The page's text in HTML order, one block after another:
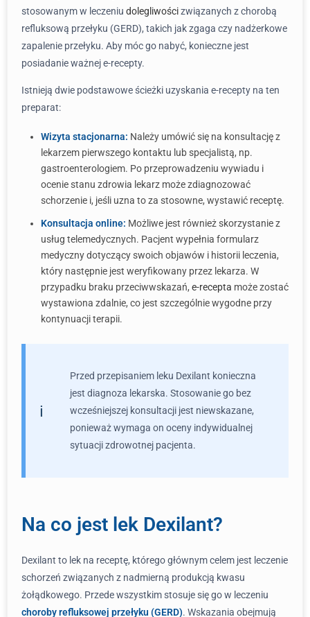
stosowanym w leczeniu dolegliwościzwiązanych z chorobą
refluksową przełyku (GERD), takich jak zgaga czy nadżerkowe
zapalenie przełyku. Aby móc go nabyć, konieczne jest
posiadanie ważnej e-recepty.
Istnieją dwie podstawowe ścieżki uzyskania e-recepty na ten
preparat:
Wizyta stacjonarna: Należy umówić się na konsultację z
lekarzem pierwszego kontaktu lub specjalistą, np.
gastroenterologiem. Po przeprowadzeniu wywiadu i
ocenie stanu zdrowia lekarz może zdiagnozować
schorzenie i, jeśli uzna to za stosowne, wystawić receptę.
Konsultacja online: Możliwe jest również skorzystanie z
usług telemedycznych. Pacjent wypełnia formularz
medyczny dotyczący swoich objawów i historii leczenia,
który następnie jest weryfikowany przez lekarza. W
przypadku braku przeciwwskazań, e-recepta może zostać
wystawiona zdalnie, co jest szczególnie wygodne przy
kontynuacji terapii.
Przed przepisaniem leku Dexilant konieczna
jest diagnoza lekarska. Stosowanie go bez
wcześniejszej konsultacji jest niewskazane,
ponieważ wymaga on oceny indywidualnej
sytuacji zdrowotnej pacjenta.
Na co jest lek Dexilant?
Dexilant to lek na receptę, którego głównym celem jest leczenie
schorzeń związanych z nadmierną produkcją kwasu
żołądkowego. Przede wszystkim stosuje się go w leczeniu
choroby refluksowej przełyku (GERD). Wskazania obejmują